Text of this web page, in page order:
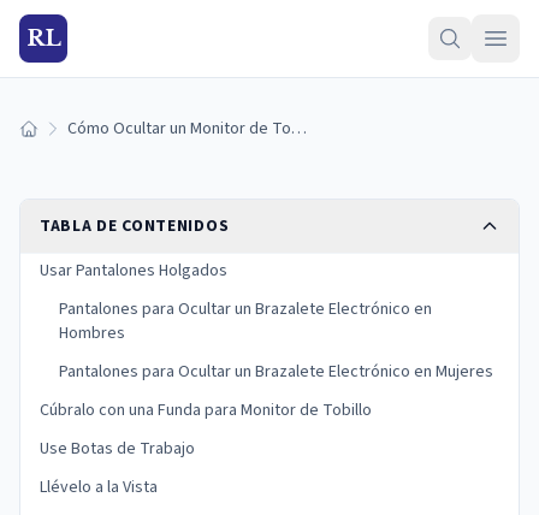
RL
Inicio Cómo Ocultar un Monitor de Tobillo
TABLA DE CONTENIDOS
Usar Pantalones Holgados
Pantalones para Ocultar un Brazalete Electrónico en
Hombres
Pantalones para Ocultar un Brazalete Electrónico en Mujeres
Cúbralo con una Funda para Monitor de Tobillo
Use Botas de Trabajo
Llévelo a la Vista